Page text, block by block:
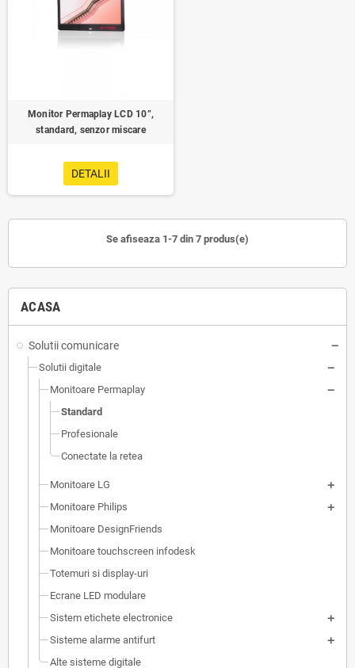
ACASA
Solutii comunicare
Solutii digitale
Monitoare Permaplay
Standard
Profesionale
Conectate la retea
Monitoare LG
Monitoare Philips
Monitoare DesignFriends
Monitoare touchscreen infodesk
Totemuri si display-uri
Ecrane LED modulare
Sistem etichete electronice
Sisteme alarme antifurt
Alte sisteme digitale
Monitor Permaplay LCD 10”,
standard, senzor miscare
DETALII
Se afiseaza 1-7 din 7 produs(e)